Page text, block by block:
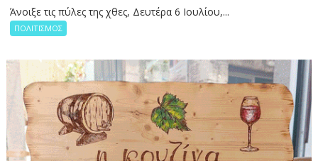
Άνοιξε τις πύλες της χθες, Δευτέρα 6 Ιουλίου,...
ΠΟΛΙΤΙΣΜΟΣ